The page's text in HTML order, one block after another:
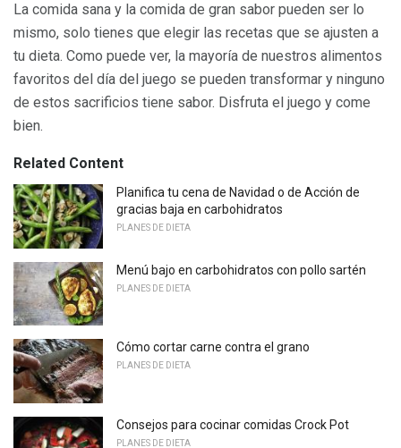
La comida sana y la comida de gran sabor pueden ser lo
mismo, solo tienes que elegir las recetas que se ajusten a
tu dieta. Como puede ver, la mayoría de nuestros alimentos
favoritos del día del juego se pueden transformar y ninguno
de estos sacrificios tiene sabor. Disfruta el juego y come
bien.
Related Content
Planifica tu cena de Navidad o de Acción de
gracias baja en carbohidratos
PLANES DE DIETA
Menú bajo en carbohidratos con pollo sartén
PLANES DE DIETA
Cómo cortar carne contra el grano
PLANES DE DIETA
Consejos para cocinar comidas Crock Pot
PLANES DE DIETA